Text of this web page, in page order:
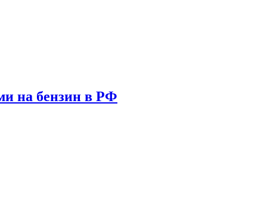
на бензин в РФ